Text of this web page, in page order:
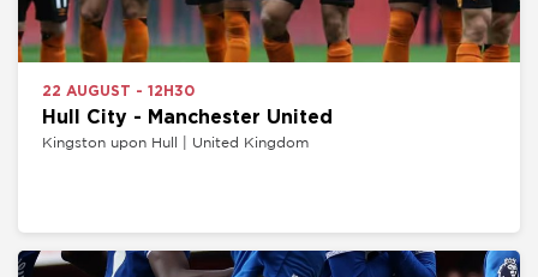
22 AUGUST - 12H30
Hull City - Manchester United
Kingston upon Hull | United Kingdom